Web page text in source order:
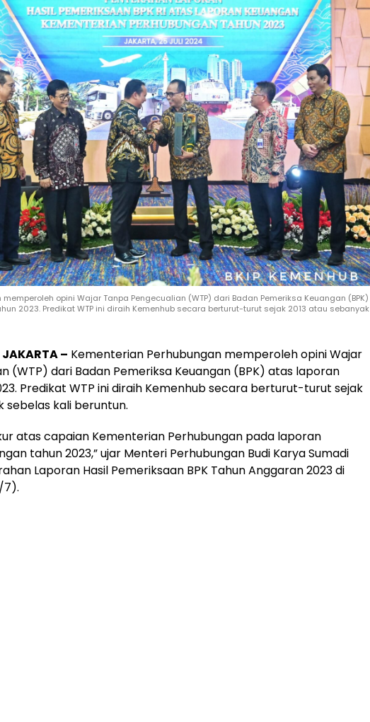
opini Wajar Tanpa Pengecualian (WTP) dari Badan Pemeriksa Keuangan (BPK)
2023. Predikat WTP ini diraih Kemenhub secara berturut-turut sejak 2013 atau sebanyak
JAKARTA – Kementerian Perhubungan memperoleh opini Wajar
(WTP) dari Badan Pemeriksa Keuangan (BPK) atas laporan
Predikat WTP ini diraih Kemenhub secara berturut-turut sejak
sebelas kali beruntun.
atas capaian Kementerian Perhubungan pada laporan
tahun 2023,” ujar Menteri Perhubungan Budi Karya Sumadi
Laporan Hasil Pemeriksaan BPK Tahun Anggaran 2023 di
7).